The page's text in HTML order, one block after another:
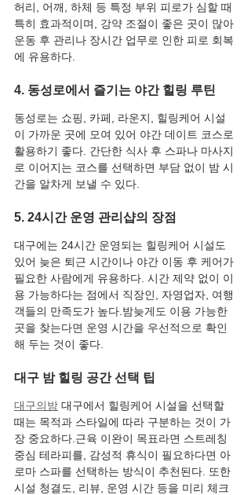
허리, 어깨, 하체 등 특정 부위 피로가 심할 때
특히 효과적이며, 강약 조절이 좋은 곳이 많아
운동 후 관리나 장시간 업무로 인한 피로 회복
에 유용하다.
4. 동성로에서 즐기는 야간 힐링 루틴
동성로는 쇼핑, 카페, 라운지, 힐링케어 시설
이 가까운 곳에 모여 있어 야간 데이트 코스로
활용하기 좋다. 간단한 식사 후 스파나 마사지
로 이어지는 코스를 선택하면 부담 없이 밤 시
간을 알차게 보낼 수 있다.
5. 24시간 운영 관리샵의 장점
대구에는 24시간 운영되는 힐링케어 시설도
있어 늦은 퇴근 시간이나 야간 이동 후 케어가
필요한 사람에게 유용하다. 시간 제약 없이 이
용 가능하다는 점에서 직장인, 자영업자, 여행
객들의 만족도가 높다.밤늦게도 이용 가능한
곳을 찾는다면 운영 시간을 우선적으로 확인
해 두는 것이 좋다.
대구 밤 힐링 공간 선택 팁
대구의밤 대구에서 힐링케어 시설을 선택할
때는 목적과 스타일에 따라 구분하는 것이 가
장 중요하다.근육 이완이 목표라면 스트레칭
중심 테라피를, 감성적 휴식이 필요하다면 아
로마 스파를 선택하는 방식이 추천된다. 또한
시설 청결도, 리뷰, 운영 시간 등을 미리 체크